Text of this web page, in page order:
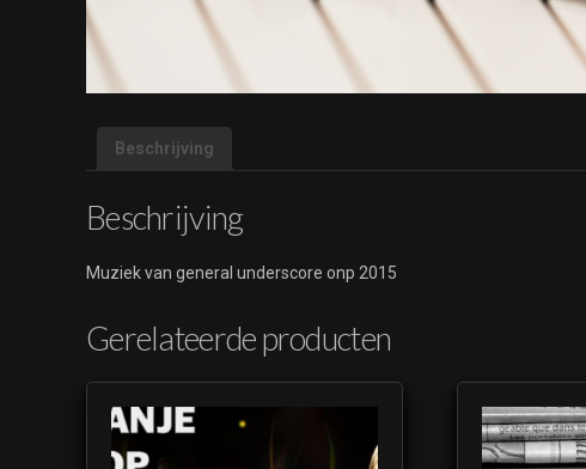
Beschrijving
Beschrijving
Muziek van general underscore onp 2015
Gerelateerde producten